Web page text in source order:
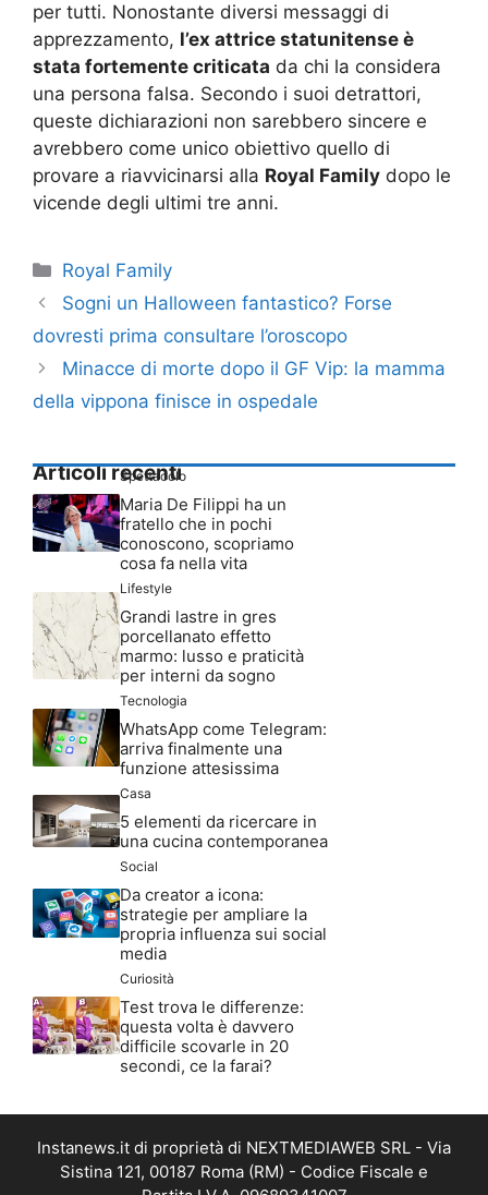
per tutti. Nonostante diversi messaggi di
apprezzamento, l’ex attrice statunitense è
stata fortemente criticata da chi la considera
una persona falsa. Secondo i suoi detrattori,
queste dichiarazioni non sarebbero sincere e
avrebbero come unico obiettivo quello di
provare a riavvicinarsi alla Royal Family dopo le
vicende degli ultimi tre anni.
Categorie
Royal Family
Sogni un Halloween fantastico? Forse
dovresti prima consultare l’oroscopo
Minacce di morte dopo il GF Vip: la mamma
della vippona finisce in ospedale
Articoli recenti
Spettacolo
Maria De Filippi ha un
fratello che in pochi
conoscono, scopriamo
cosa fa nella vita
Lifestyle
Grandi lastre in gres
porcellanato effetto
marmo: lusso e praticità
per interni da sogno
Tecnologia
WhatsApp come Telegram:
arriva finalmente una
funzione attesissima
Casa
5 elementi da ricercare in
una cucina contemporanea
Social
Da creator a icona:
strategie per ampliare la
propria influenza sui social
media
Curiosità
Test trova le differenze:
questa volta è davvero
difficile scovarle in 20
secondi, ce la farai?
Instanews.it di proprietà di NEXTMEDIAWEB SRL - Via
Sistina 121, 00187 Roma (RM) - Codice Fiscale e